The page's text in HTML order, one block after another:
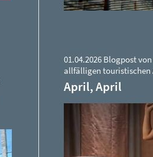
01.04.2026 Blogpost
allfälligen touristischen
April, April